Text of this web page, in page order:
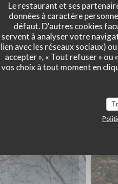
Le restaurant et ses
données à caractère
défaut. D'autres cookies
servent à analyser votre
lien avec les réseaux sociaux)
accepter », « Tout refuser »
vos choix à tout moment en